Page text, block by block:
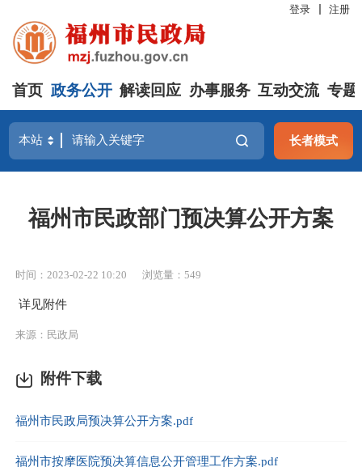
登录 注册
首页 政务公开 解读回应 办事服务 互动交流 专题
长者模式
福州市民政部门预决算公开方案
时间：2023-02-22 10:20 浏览量：549
详见附件
来源：民政局
附件下载
福州市民政局预决算公开方案.pdf
福州市按摩医院预决算信息公开管理工作方案.pdf